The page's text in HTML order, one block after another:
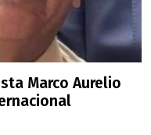
Marco Aurelio